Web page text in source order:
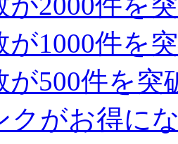
が1000件を
が500件を突
クがお得に